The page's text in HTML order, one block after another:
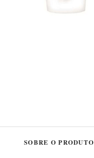
SOBRE O PRODUTO